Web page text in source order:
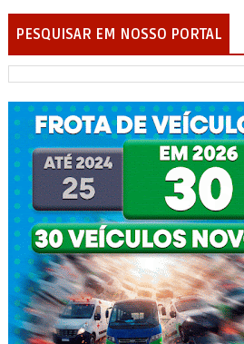
PESQUISAR EM NOSSO PORTAL